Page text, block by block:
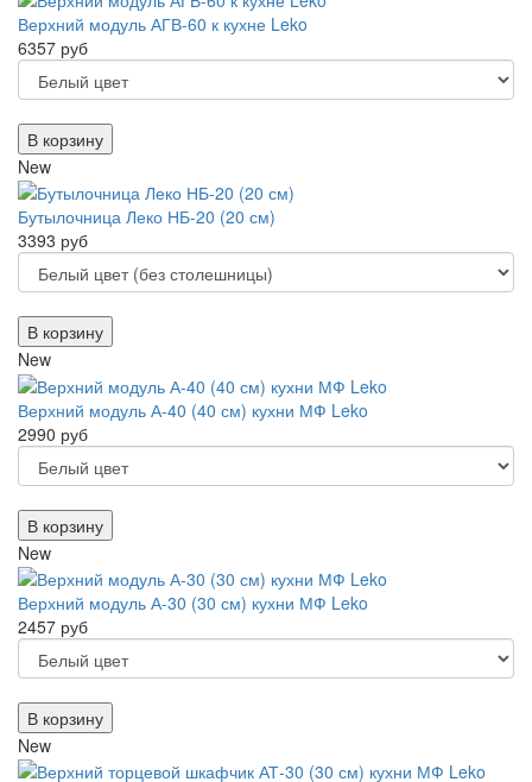
Верхний модуль АГВ-60 к кухне Leko
6357 руб
В корзину
New
Бутылочница Леко НБ-20 (20 см)
3393 руб
В корзину
New
Верхний модуль А-40 (40 см) кухни МФ Leko
2990 руб
В корзину
New
Верхний модуль А-30 (30 см) кухни МФ Leko
2457 руб
В корзину
New